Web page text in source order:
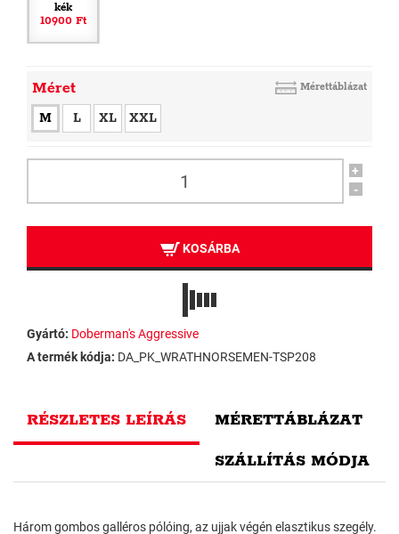
kék
10900 Ft
Méret Mérettáblázat
M L XL XXL
+
-
KOSÁRBA
Gyártó: Doberman's Aggressive
A termék kódja: DA_PK_WRATHNORSEMEN-TSP208
RÉSZLETES LEÍRÁS MÉRETTÁBLÁZAT
SZÁLLÍTÁS MÓDJA
Három gombos galléros pólóing, az ujjak végén elasztikus szegély.